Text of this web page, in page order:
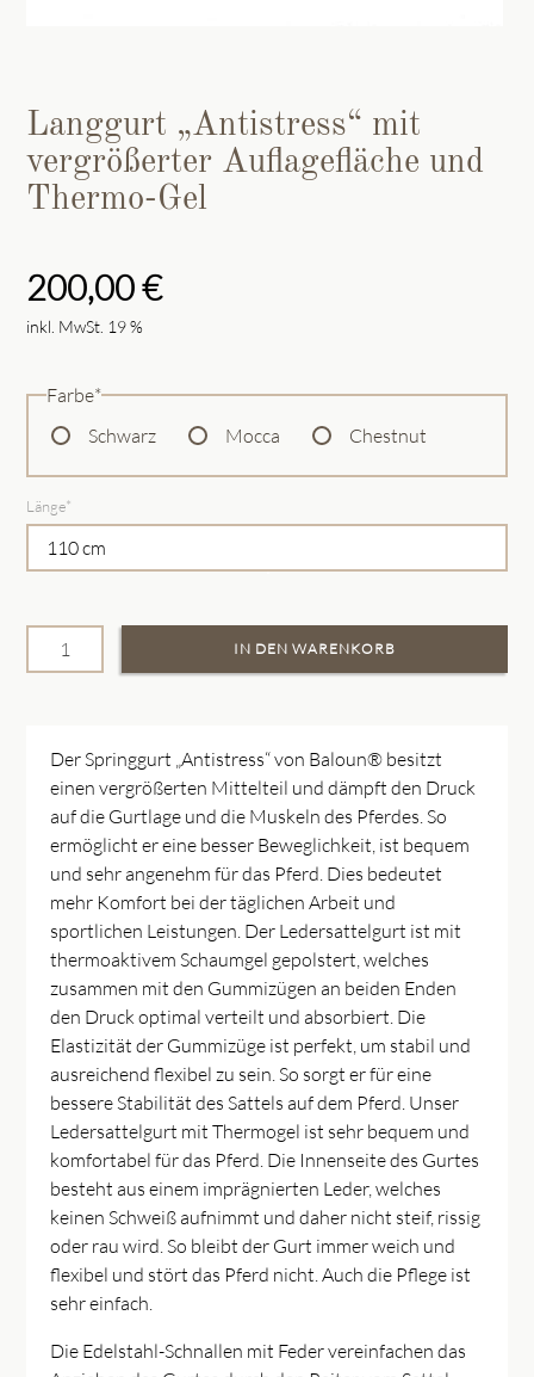
Langgurt „Antistress“ mit
vergrößerter Auflagefläche und
Thermo-Gel
200,00€
inkl. MwSt. 19 %
Pflichtfeld
Farbe*
Schwarz
Mocca Chestnut
Pflichtfeld
Länge*
Der Springgurt „Antistress“ von Baloun® besitzt
einen vergrößerten Mittelteil und dämpft den Druck
auf die Gurtlage und die Muskeln des Pferdes. So
ermöglicht er eine besser Beweglichkeit, ist bequem
und sehr angenehm für das Pferd. Dies bedeutet
mehr Komfort bei der täglichen Arbeit und
sportlichen Leistungen. Der Ledersattelgurt ist mit
thermoaktivem Schaumgel gepolstert, welches
zusammen mit den Gummizügen an beiden Enden
den Druck optimal verteilt und absorbiert. Die
Elastizität der Gummizüge ist perfekt, um stabil und
ausreichend flexibel zu sein. So sorgt er für eine
bessere Stabilität des Sattels auf dem Pferd. Unser
Ledersattelgurt mit Thermogel ist sehr bequem und
komfortabel für das Pferd. Die Innenseite des Gurtes
besteht aus einem imprägnierten Leder, welches
keinen Schweiß aufnimmt und daher nicht steif, rissig
oder rau wird. So bleibt der Gurt immer weich und
flexibel und stört das Pferd nicht. Auch die Pflege ist
sehr einfach.
Die Edelstahl-Schnallen mit Feder vereinfachen das